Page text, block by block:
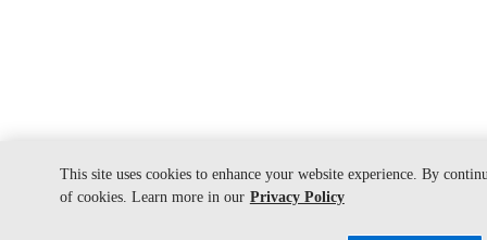
This site uses cookies to enhance your website experience. By
of cookies. Learn more in our Privacy Policy